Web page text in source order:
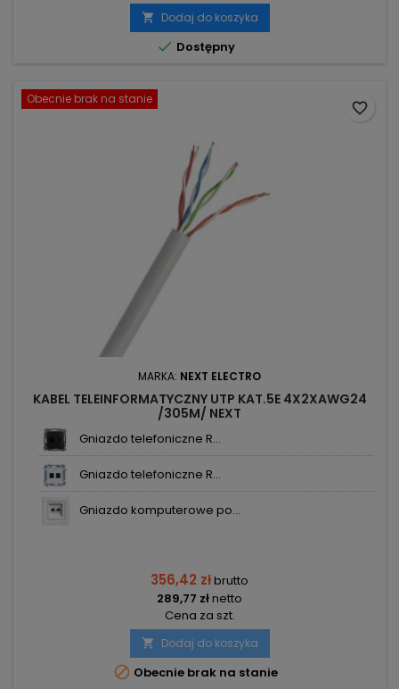
 Dodaj do koszyka
 Dostępny
Obecnie brak na stanie
MARKA: NEXT ELECTRO
KABEL TELEINFORMATYCZNY UTP KAT.5E 4X2XAWG24
/305M/ NEXT
Gniazdo telefoniczne R...
Gniazdo telefoniczne R...
Gniazdo komputerowe po...
356,42 złbrutto
289,77 złnetto
Cena za szt.
 Dodaj do koszyka
 Obecnie brak na stanie
favorite_border